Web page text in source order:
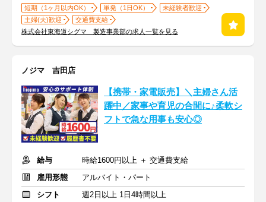
短期（1ヶ月以内OK） 単発（1日OK）
未経験者歓迎
主婦(夫)歓迎
交通費支給
株式会社東海道シグマ 製造事業部の求人一覧を見る
ノジマ 吉田店
【携帯・家電販売】＼主婦さん活
躍中／家事や育児の合間に♪柔軟シ
フトで急な用事も安心◎
給与
時給1600円以上 ＋ 交通費支給
雇用形態
アルバイト・パート
シフト
週2日以上 1日4時間以上